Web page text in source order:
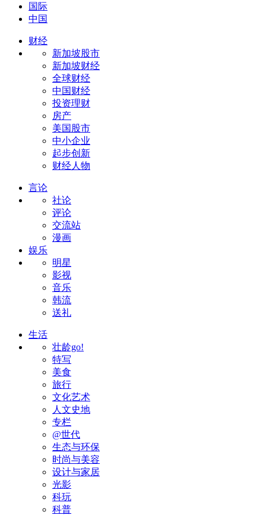
国际
中国
财经
新加坡股市
新加坡财经
全球财经
中国财经
投资理财
房产
美国股市
中小企业
起步创新
财经人物
言论
社论
评论
交流站
漫画
娱乐
明星
影视
音乐
韩流
送礼
生活
壮龄go!
特写
美食
旅行
文化艺术
人文史地
专栏
@世代
生态与环保
时尚与美容
设计与家居
光影
科玩
科普